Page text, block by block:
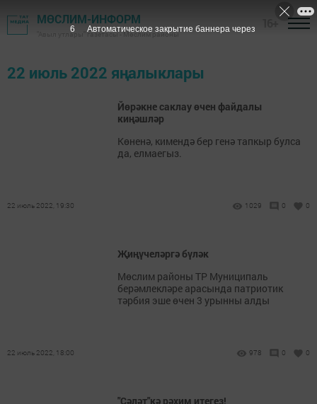
МӨСЛИМ-ИНФОРМ
"Авыл утлары" газетасы - Мөслим районы
22 июль 2022 яңалыклары
Йөрәкне саклау өчен файдалы
киңәшләр
Көненә, кимендә бер генә тапкыр булса
да, елмаегыз.
22 июль 2022, 19:30 1029 0 0
Җиңүчеләргә бүләк
Мөслим районы ТР Муниципаль
берәмлекләре арасында патриотик
тәрбия эше өчен 3 урынны алды
22 июль 2022, 18:00 978 0 0
"Сәләт"кә рәхим итегез!
6 Автоматическое закрытие баннера через